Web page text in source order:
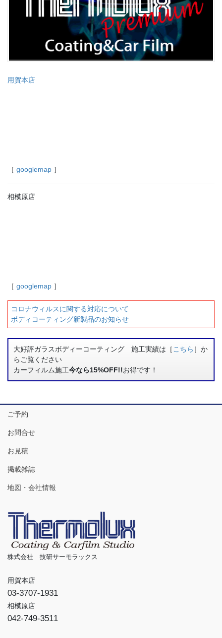
用賀本店
［ googlemap ］
相模原店
［ googlemap ］
コロナウィルスに関する対応について
ボディコーティング新製品のお知らせ
大好評ガラスボディーコーティング 施工実績は［ こちら ］か
らご覧ください
カーフィルム施工今なら15%OFF!!お得です！
ご予約
お問合せ
お見積
掲載雑誌
地図・会社情報
株式会社 技研サーモラックス
用賀本店
03-3707-1931
相模原店
042-749-3511